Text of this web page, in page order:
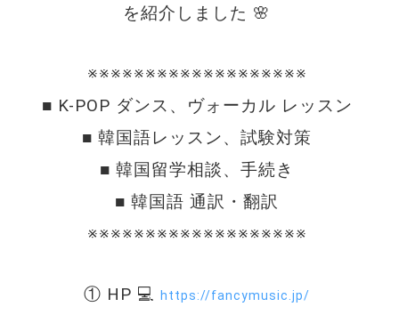
を紹介しました 🌸
※※※※※※※※※※※※※※※※※※※
■ K-POP ダンス、ヴォーカル レッスン
■ 韓国語レッスン、試験対策
■ 韓国留学相談、手続き
■ 韓国語 通訳・翻訳
※※※※※※※※※※※※※※※※※※※
① HP 💻 https://fancymusic.jp/